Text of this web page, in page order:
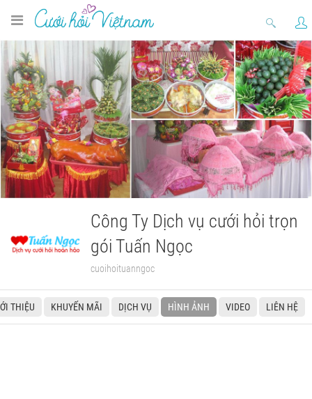
Công Ty Dịch vụ cưới hỏi trọn
gói Tuấn Ngọc
cuoihoituanngoc
THIỆU KHUYẾN MÃI DỊCH VỤ HÌNH ẢNH VIDEO LIÊN HỆ